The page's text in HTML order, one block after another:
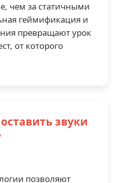
чем за статичными
геймификация и
превращают урок
от которого
звуки
позволяют